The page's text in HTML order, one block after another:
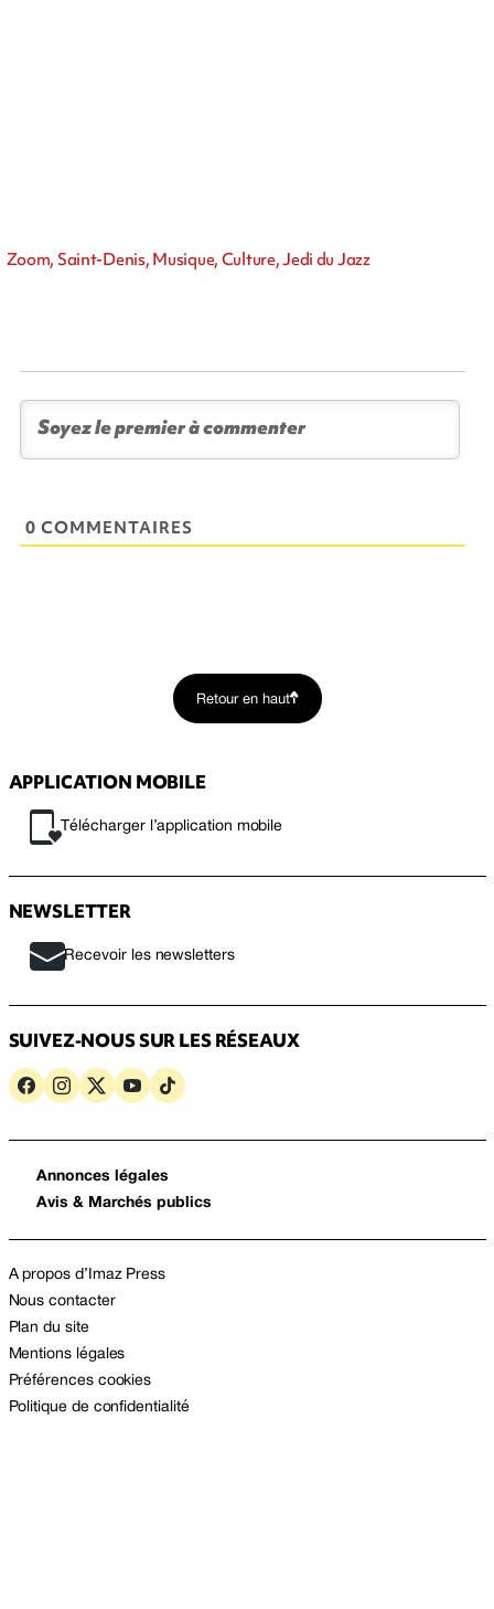
Zoom, Saint-Denis, Musique, Culture, Jedi du Jazz
0 COMMENTAIRES
Retour en haut
APPLICATION MOBILE
Télécharger l’application mobile
NEWSLETTER
Recevoir les newsletters
SUIVEZ-NOUS SUR LES RÉSEAUX
Annonces légales
Avis & Marchés publics
A propos d’Imaz Press
Nous contacter
Plan du site
Mentions légales
Préférences cookies
Politique de confidentialité